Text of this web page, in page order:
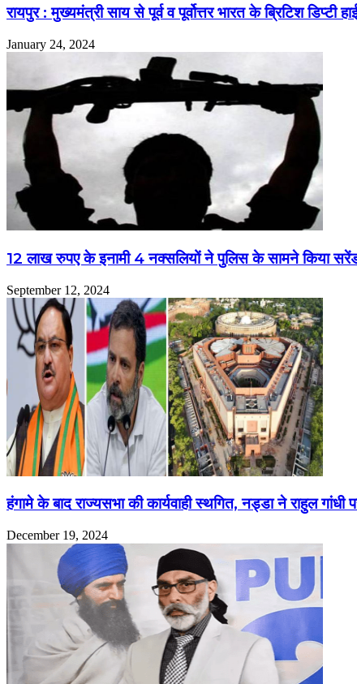
रायपुर : मुख्यमंत्री साय से पूर्व व पूर्वोत्तर भारत के ब्रिटिश
January 24, 2024
12 लाख रुपए के इनामी 4 नक्सलियों ने पुलिस के सामने किया
September 12, 2024
हंगामे के बाद राज्यसभा की कार्यवाही स्थगित, नड्डा ने राहुल
December 19, 2024